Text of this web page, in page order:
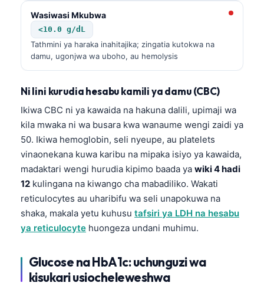
Wasiwasi Mkubwa
<10.0 g/dL
Tathmini ya haraka inahitajika; zingatia kutokwa na
damu, ugonjwa wa uboho, au hemolysis
Ni lini kurudia hesabu kamili ya damu (CBC)
Ikiwa CBC ni ya kawaida na hakuna dalili, upimaji wa
kila mwaka ni wa busara kwa wanaume wengi zaidi ya
50. Ikiwa hemoglobin, seli nyeupe, au platelets
vinaonekana kuwa karibu na mipaka isiyo ya kawaida,
madaktari wengi hurudia kipimo baada ya wiki 4 hadi
12 kulingana na kiwango cha mabadiliko. Wakati
reticulocytes au uharibifu wa seli unapokuwa na
shaka, makala yetu kuhusu tafsiri ya LDH na hesabu
ya reticulocyte huongeza undani muhimu.
Glucose na HbA1c: uchunguzi wa
kisukari usiocheleweshwa